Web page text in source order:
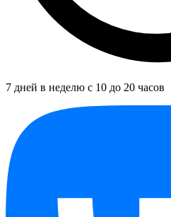
7 дней в неделю с 10 до 20 часов